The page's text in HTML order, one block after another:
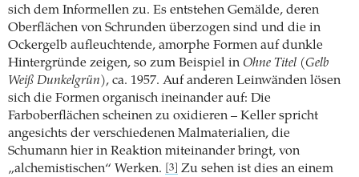
sich dem Informellen zu. Es entstehen Gemälde, deren
Oberflächen von Schrunden überzogen sind und die in
Ockergelb aufleuchtende, amorphe Formen auf dunkle
Hintergründe zeigen, so zum Beispiel in Ohne Titel (Gelb
Weiß Dunkelgrün), ca. 1957. Auf anderen Leinwänden lösen
sich die Formen organisch ineinander auf: Die
Farboberflächen scheinen zu oxidieren – Keller spricht
angesichts der verschiedenen Malmaterialien, die
Schumann hier in Reaktion miteinander bringt, von
„alchemistischen“ Werken.
[3]
Zu sehen ist dies an einem